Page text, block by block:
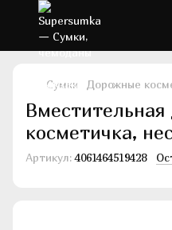
Сумки Дорожные
косметичка,
Артикул:4061464519428